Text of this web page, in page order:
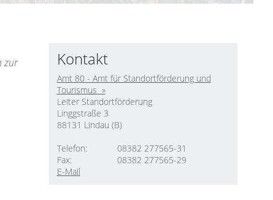
zur
Kontakt
Amt 80 - Amt für Standortförderung und
Tourismus »
Leiter Standortförderung
Linggstraße 3
88131 Lindau (B)
Telefon:
08382 277565-31
Fax:
08382 277565-29
E-Mail